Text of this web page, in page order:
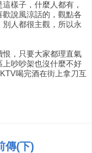
樣子，什麼人都有，
說風涼話的，觀點各
人都很主觀，所以永
，只要大家都理直氣
吵吵架也沒什麼不好
喝完酒在街上拿刀互
傳(下)